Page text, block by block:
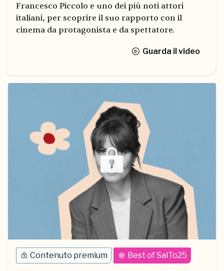
Francesco Piccolo e uno dei più noti attori
italiani, per scoprire il suo rapporto con il
cinema da protagonista e da spettatore.
Guarda il video
Contenuto premium Best of SalTo25